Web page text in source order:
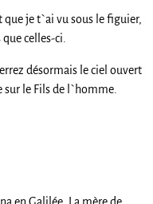
que je t`ai vu sous le figuier,
celles-ci.
désormais le ciel ouvert
sur le Fils de l`homme.
en Galilée. La mère de